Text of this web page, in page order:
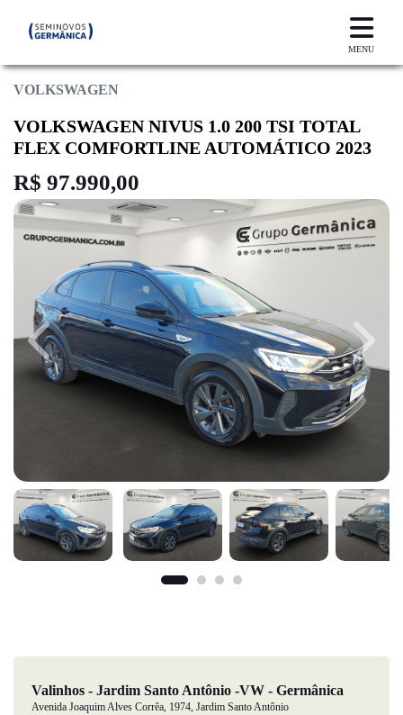
MENU
VOLKSWAGEN
VOLKSWAGEN NIVUS 1.0 200 TSI TOTAL
FLEX COMFORTLINE AUTOMÁTICO 2023
R$ 97.990,00
Previous Next
Valinhos - Jardim Santo Antônio -VW - Germânica
Avenida Joaquim Alves Corrêa, 1974, Jardim Santo Antônio